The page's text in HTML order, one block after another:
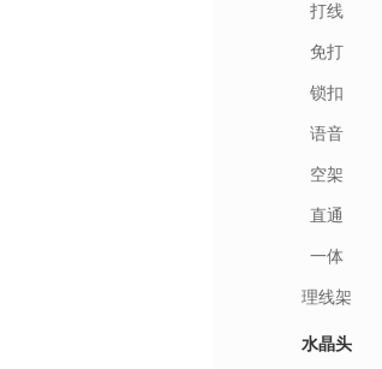
打线
免打
锁扣
语音
空架
直通
一体
理线架
水晶头